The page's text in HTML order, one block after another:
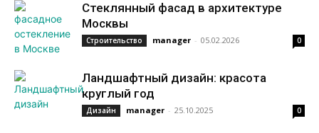
Стеклянный фасад в архитектуре
Москвы
Строительство manager - 05.02.2026 0
Ландшафтный дизайн: красота
круглый год
Дизайн manager - 25.10.2025 0